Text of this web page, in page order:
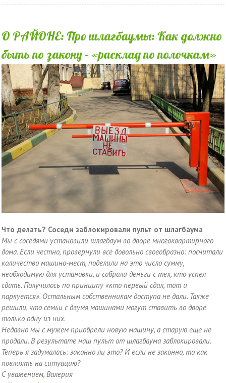
О РАЙОНЕ: Про шлагбаумы: Как должно
быть по закону – «расклад по полочкам»
Что делать? Соседи заблокировали пульт от шлагбаума
Мы с соседями установили шлагбаум во дворе многоквартирного
дома. Если честно, провернули все довольно своеобразно: посчитали
количество машино-мест, поделили на это число сумму,
необходимую для установки, и собрали деньги с тех, кто успел
сдать. Получилось по принципу «кто первый сдал, тот и
паркуется». Остальным собственникам доступа не дали. Также
решили, что семьи с двумя машинами могут ставить во дворе
только одну из них.
Недавно мы с мужем приобрели новую машину, а старую еще не
продали. В результате наш пульт от шлагбаума заблокировали.
Теперь я задумалась: законно ли это? И если не законно, то как
повлиять на ситуацию?
С уважением, Валерия